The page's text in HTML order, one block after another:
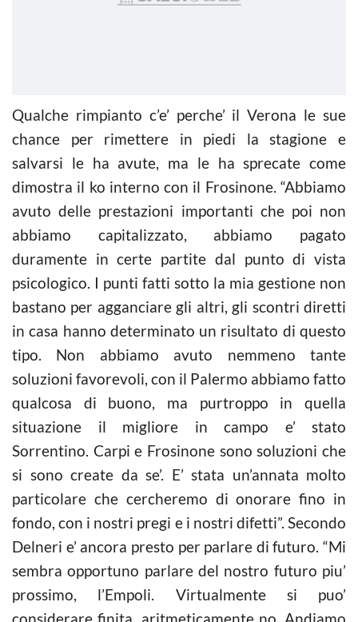
Qualche rimpianto c’e’ perche’ il Verona le sue
chance per rimettere in piedi la stagione e
salvarsi le ha avute, ma le ha sprecate come
dimostra il ko interno con il Frosinone. “Abbiamo
avuto delle prestazioni importanti che poi non
abbiamo capitalizzato, abbiamo pagato
duramente in certe partite dal punto di vista
psicologico. I punti fatti sotto la mia gestione non
bastano per agganciare gli altri, gli scontri diretti
in casa hanno determinato un risultato di questo
tipo. Non abbiamo avuto nemmeno tante
soluzioni favorevoli, con il Palermo abbiamo fatto
qualcosa di buono, ma purtroppo in quella
situazione il migliore in campo e’ stato
Sorrentino. Carpi e Frosinone sono soluzioni che
si sono create da se’. E’ stata un’annata molto
particolare che cercheremo di onorare fino in
fondo, con i nostri pregi e i nostri difetti”. Secondo
Delneri e’ ancora presto per parlare di futuro. “Mi
sembra opportuno parlare del nostro futuro piu’
prossimo, l’Empoli. Virtualmente si puo’